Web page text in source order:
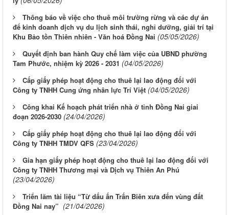
Thông báo về việc cho thuê môi trường rừng và các dự án
để kinh doanh dịch vụ du lịch sinh thái, nghỉ dưỡng, giải trí tại
Khu Bảo tồn Thiên nhiên - Văn hoá Đồng Nai (05/05/2026)
Quyết định ban hành Quy chế làm việc của UBND phường
Tam Phước, nhiệm kỳ 2026 - 2031 (04/05/2026)
Cấp giấy phép hoạt động cho thuê lại lao động đối với
Công ty TNHH Cung ứng nhân lực Trí Việt (04/05/2026)
Công khai Kế hoạch phát triển nhà ở tỉnh Đồng Nai giai
đoạn 2026-2030 (24/04/2026)
Cấp giấy phép hoạt động cho thuê lại lao động đối với
Công ty TNHH TMDV QFS (23/04/2026)
Gia hạn giấy phép hoạt động cho thuê lại lao động đối với
Công ty TNHH Thương mại và Dịch vụ Thiên An Phú
(23/04/2026)
Triển lãm tài liệu “Từ dấu ấn Trấn Biên xưa đến vùng đất
Đồng Nai nay” (21/04/2026)